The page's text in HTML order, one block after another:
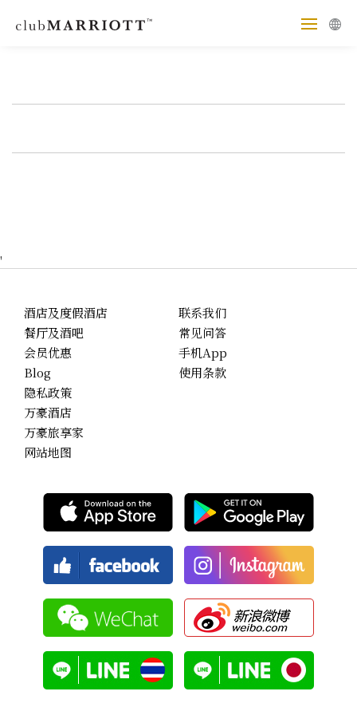
'
酒店及度假酒店
餐厅及酒吧
会员优惠
Blog
联系我们
常见问答
手机App
使用条款
隐私政策
万豪酒店
万豪旅享家
网站地图